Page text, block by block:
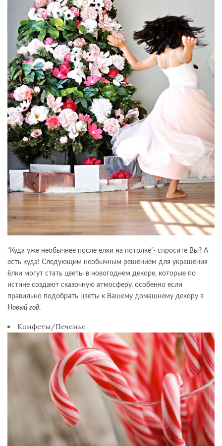
“Куда уже необычнее после елки на потолке”- спросите Вы? А
есть куда! Следующим необычным решением для украшения
ёлки могут стать цветы в новогоднем декоре, которые по
истине создают сказочную атмосферу, особенно если
правильно подобрать цветы к Вашему домашнему декору в
Новый год.
Конфеты/Печенье